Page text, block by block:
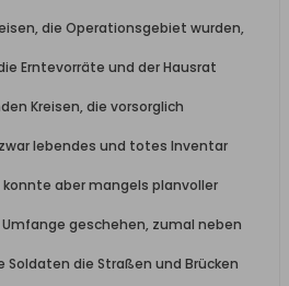
die Operationsgebiet wurden,
Erntevorräte und der Hausrat
Kreisen, die vorsorglich
lebendes und totes Inventar
aber mangels planvoller
geschehen, zumal neben
Soldaten die Straßen und Brücken